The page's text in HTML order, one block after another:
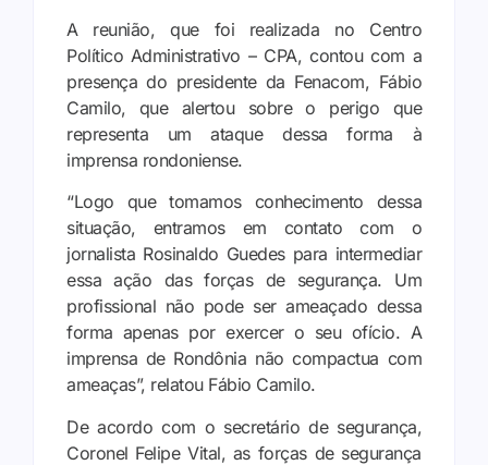
A reunião, que foi realizada no Centro
Político Administrativo – CPA, contou com a
presença do presidente da Fenacom, Fábio
Camilo, que alertou sobre o perigo que
representa um ataque dessa forma à
imprensa rondoniense.
“Logo que tomamos conhecimento dessa
situação, entramos em contato com o
jornalista Rosinaldo Guedes para intermediar
essa ação das forças de segurança. Um
profissional não pode ser ameaçado dessa
forma apenas por exercer o seu ofício. A
imprensa de Rondônia não compactua com
ameaças”, relatou Fábio Camilo.
De acordo com o secretário de segurança,
Coronel Felipe Vital, as forças de segurança